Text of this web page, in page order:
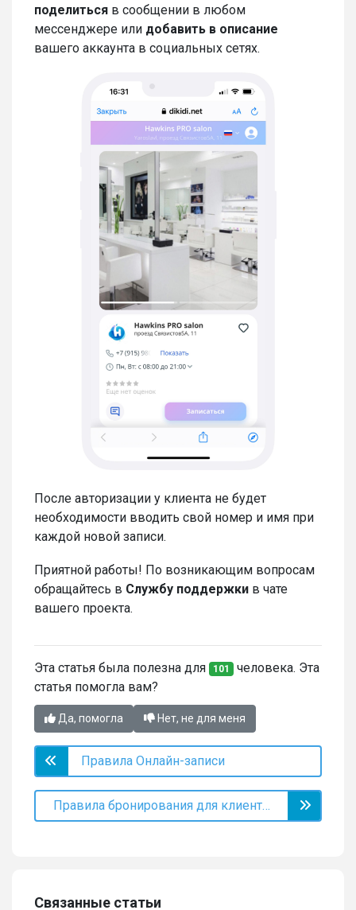
поделиться в сообщении в любом
мессенджере или добавить в описание
вашего аккаунта в социальных сетях.
После авторизации у клиента не будет
необходимости вводить свой номер и имя при
каждой новой записи.
Приятной работы! По возникающим вопросам
обращайтесь в Службу поддержки в чате
вашего проекта.
Эта статья была полезна для 101 человека. Эта
статья помогла вам?
Да, помогла Нет, не для меня
Правила Онлайн-записи
Правила бронирования для клиентов
Связанные статьи